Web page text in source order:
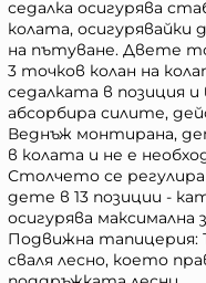
седалка осигурява
колата,
на пътуване. Двете
3 точков колан на
седалката в позиция и
абсорбира силите,
Веднъж монтирана,
в колата и не е
Столчето се
дете в 13 позиции -
осигурява
Подвижна тапицерия:
сваля лесно, което